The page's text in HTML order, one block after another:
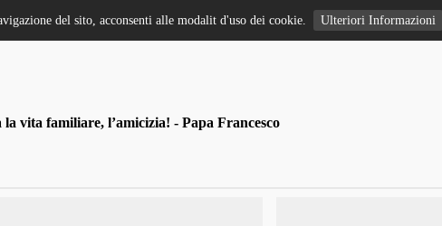
vita familiare, l’amicizia! - Papa Francesco
del sito, acconsenti alle modalit d'uso dei cookie. Ulteriori Informazioni